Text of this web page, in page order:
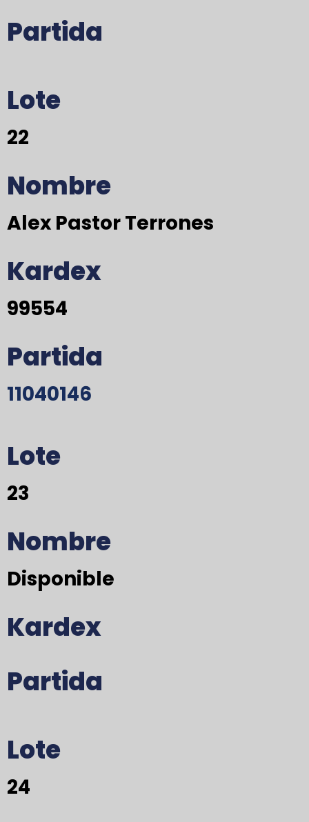
Partida
Lote
22
Nombre
Alex Pastor Terrones
Kardex
99554
Partida
11040146
Lote
23
Nombre
Disponible
Kardex
Partida
Lote
24